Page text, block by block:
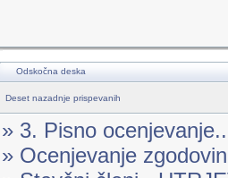
Odskočna deska
Deset nazadnje prispevanih
» 3. Pisno
» Ocenjevanje